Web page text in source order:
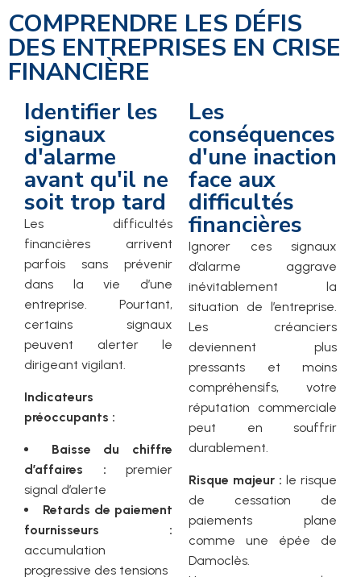
COMPRENDRE LES DÉFIS
DES ENTREPRISES EN CRISE
FINANCIÈRE
Identifier les
signaux
d'alarme
avant qu'il ne
soit trop tard
Les difficultés
financières arrivent
parfois sans prévenir
dans la vie d’une
entreprise. Pourtant,
certains signaux
peuvent alerter le
dirigeant vigilant.
Indicateurs
préoccupants :
Baisse du chiffre
d’affaires : premier
signal d’alerte
Retards de paiement
fournisseurs :
accumulation
progressive des tensions
Les
conséquences
d'une inaction
face aux
difficultés
financières
Ignorer ces signaux
d’alarme aggrave
inévitablement la
situation de l’entreprise.
Les créanciers
deviennent plus
pressants et moins
compréhensifs, votre
réputation commerciale
peut en souffrir
durablement.
Risque majeur : le risque
de cessation de
paiements plane
comme une épée de
Damoclès.